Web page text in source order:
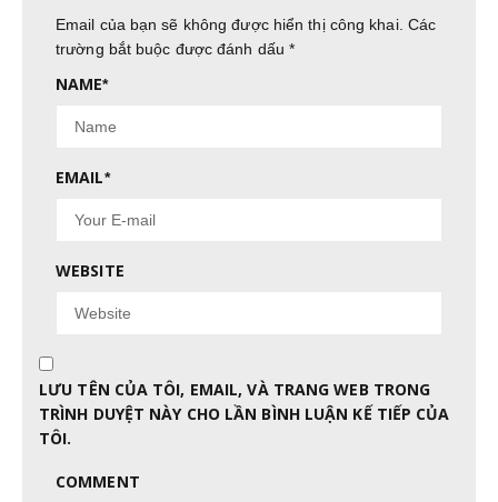
Email của bạn sẽ không được hiển thị công khai. Các
trường bắt buộc được đánh dấu*
NAME*
EMAIL*
WEBSITE
LƯU TÊN CỦA TÔI, EMAIL, VÀ TRANG WEB TRONG
TRÌNH DUYỆT NÀY CHO LẦN BÌNH LUẬN KẾ TIẾP CỦA
TÔI.
COMMENT